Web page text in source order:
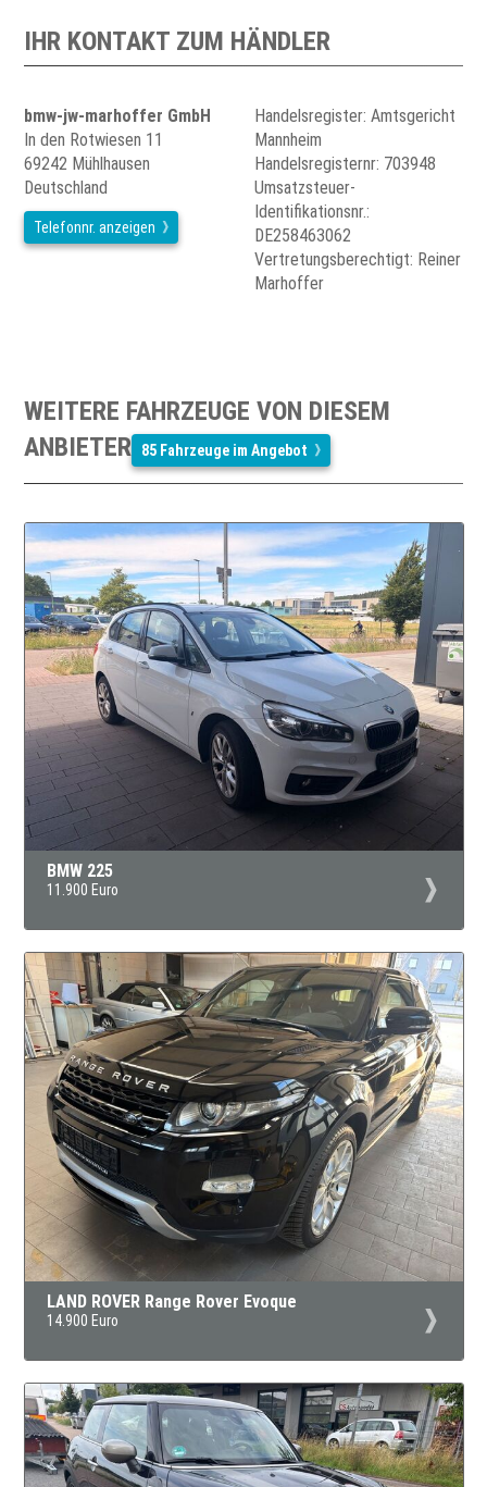
IHR KONTAKT ZUM HÄNDLER
bmw-jw-marhoffer GmbH
In den Rotwiesen 11
69242 Mühlhausen
Deutschland
Telefonnr. anzeigen
Handelsregister: Amtsgericht
Mannheim
Handelsregisternr: 703948
Umsatzsteuer-
Identifikationsnr.:
DE258463062
Vertretungsberechtigt: Reiner
Marhoffer
WEITERE FAHRZEUGE VON DIESEM
ANBIETER 85 Fahrzeuge im Angebot
BMW 225
11.900 Euro
LAND ROVER Range Rover Evoque
14.900 Euro